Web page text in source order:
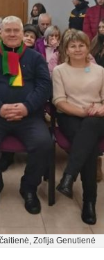
Zofija Genutienė